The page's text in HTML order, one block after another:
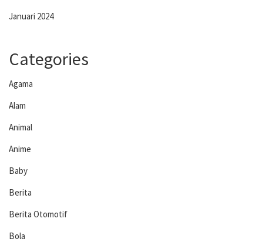
Januari 2024
Categories
Agama
Alam
Animal
Anime
Baby
Berita
Berita Otomotif
Bola